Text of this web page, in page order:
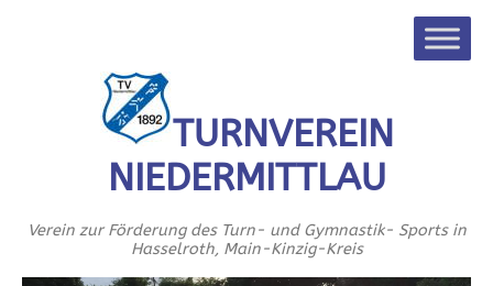
TURNVEREIN
NIEDERMITTLAU
Verein zur Förderung des Turn- und Gymnastik- Sports in
Hasselroth, Main-Kinzig-Kreis